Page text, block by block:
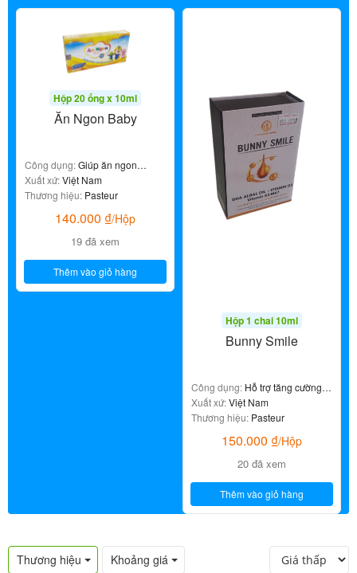
Hộp 20 ống x 10ml
Ăn Ngon Baby
Công dụng:Giúp ăn ngon
miệng, hỗ trợ tăng sức đề kháng
Xuất xứ:Việt Nam
Thương hiệu: Pasteur
140.000 ₫/Hộp
19 đã xem
Thêm vào giỏ hàng
Hộp 1 chai 10ml
Bunny Smile
Công dụng: Hỗ trợ tăng cường
hấp thu canxi, giúp xương và
răng chắc khỏe, giảm nguy cơ
Xuất xứ:Việt Nam
Thương hiệu: Pasteur
150.000 ₫/Hộp
20 đã xem
Thêm vào giỏ hàng
Thương hiệu Khoảng giá